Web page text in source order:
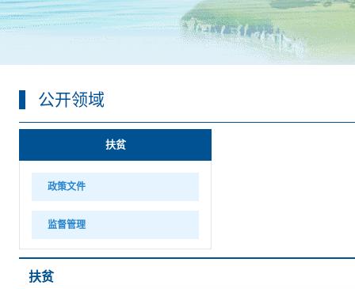
公开领域
扶贫
政策文件
监督管理
扶贫